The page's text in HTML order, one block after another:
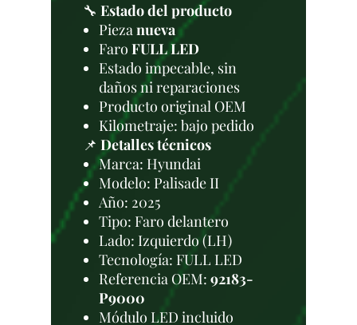
🔧 Estado del producto
Piezanueva
Faro FULL LED
Estado impecable, sin
daños ni reparaciones
Producto original OEM
Kilometraje: bajo pedido
📌 Detalles técnicos
Marca: Hyundai
Modelo: Palisade II
Año: 2025
Tipo: Faro delantero
Lado: Izquierdo (LH)
Tecnología: FULL LED
Referencia OEM: 92183-
P9000
Módulo LED incluido